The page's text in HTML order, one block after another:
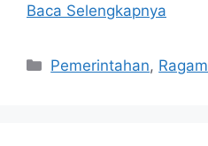
Baca Selengkapnya
Kategori
Pemerintahan, Ragam